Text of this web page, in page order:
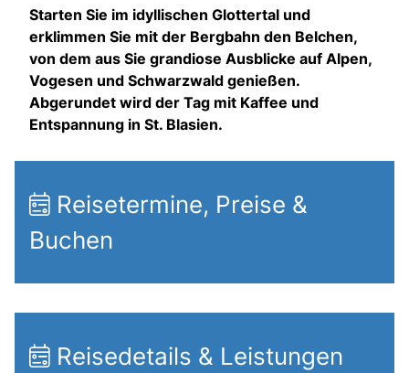
Starten Sie im idyllischen Glottertal und
erklimmen Sie mit der Bergbahn den Belchen,
von dem aus Sie grandiose Ausblicke auf Alpen,
Vogesen und Schwarzwald genießen.
Abgerundet wird der Tag mit Kaffee und
Entspannung in St. Blasien.
Reisetermine, Preise &
Buchen
Reisedetails & Leistungen